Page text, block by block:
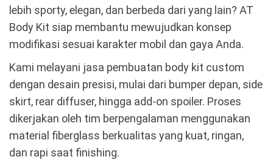
lebih sporty, elegan, dan berbeda dari yang lain? AT
Body Kit siap membantu mewujudkan konsep
modifikasi sesuai karakter mobil dan gaya Anda.
Kami melayani jasa pembuatan body kit custom
dengan desain presisi, mulai dari bumper depan, side
skirt, rear diffuser, hingga add-on spoiler. Proses
dikerjakan oleh tim berpengalaman menggunakan
material fiberglass berkualitas yang kuat, ringan,
dan rapi saat finishing.